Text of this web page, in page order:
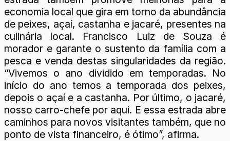
economia local que gira em torno da abundância
de peixes, açaí, castanha e jacaré, presentes na
culinária local. Francisco Luiz de Souza é
morador e garante o sustento da família com a
pesca e venda destas singularidades da região.
“Vivemos o ano dividido em temporadas. No
início do ano temos a temporada dos peixes,
depois o açaí e a castanha. Por último, o jacaré,
nosso carro-chefe por aqui. E essa estrada abre
caminhos para novos visitantes também, que no
ponto de vista financeiro, é ótimo”, afirma.